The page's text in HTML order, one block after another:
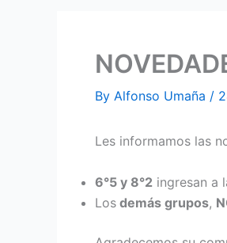
By Alfonso Umaña /
Les informamos las
6°5 y 8°2 ingresan a
Los demás grupos,